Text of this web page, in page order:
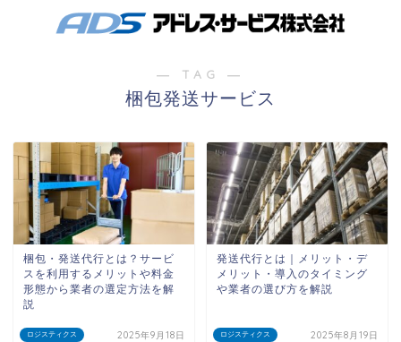
― TAG ―
梱包発送サービス
ロジスティクス
梱包・発送代行とは？サービ
スを利用するメリットや料金
形態から業者の選定方法を解
説
2025年9月18日 ロジスティクス
発送代行とは｜メリット・デ
メリット・導入のタイミング
や業者の選び方を解説
2025年8月19日